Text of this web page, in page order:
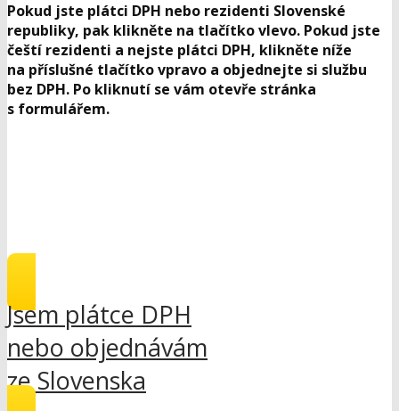
Pokud jste plátci DPH nebo rezidenti Slovenské
republiky, pak klikněte na tlačítko vlevo. Pokud jste
čeští rezidenti a nejste plátci DPH, klikněte níže
na příslušné tlačítko vpravo a objednejte si službu
bez DPH. Po kliknutí se vám otevře stránka
s formulářem.
Jsem plátce DPH
nebo objednávám
ze Slovenska